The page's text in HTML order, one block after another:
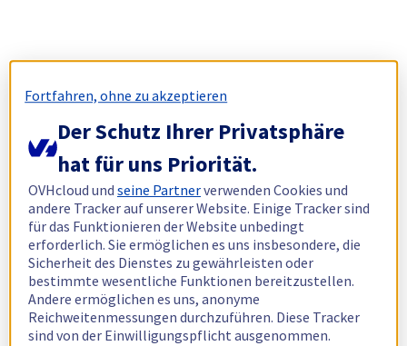
Fortfahren, ohne zu akzeptieren
Der Schutz Ihrer Privatsphäre
hat für uns Priorität.
OVHcloud undseine Partnerverwenden Cookies und
andere Tracker auf unserer Website. Einige Tracker sind
für das Funktionieren der Website unbedingt
erforderlich. Sie ermöglichen es uns insbesondere, die
Sicherheit des Dienstes zu gewährleisten oder
bestimmte wesentliche Funktionen bereitzustellen.
Andere ermöglichen es uns, anonyme
Reichweitenmessungen durchzuführen. Diese Tracker
sind von der Einwilligungspflicht ausgenommen.